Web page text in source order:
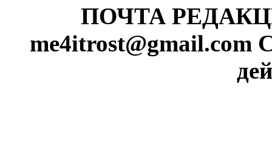
ПОЧТА
me4itrost@gmail.com